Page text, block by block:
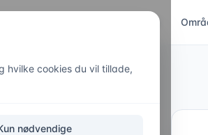
hvilke cookies du vil tillade,
nødvendige